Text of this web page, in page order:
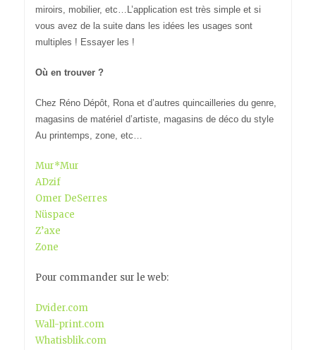
miroirs, mobilier, etc…L’application est très simple et si
vous avez de la suite dans les idées les usages sont
multiples ! Essayer les !
Où en trouver ?
Chez Réno Dépôt, Rona et d’autres quincailleries du genre,
magasins de matériel d’artiste, magasins de déco du style
Au printemps, zone, etc…
Mur*Mur
ADzif
Omer DeSerres
Nüspace
Z’axe
Zone
Pour commander sur le web:
Dvider.com
Wall-print.com
Whatisblik.com